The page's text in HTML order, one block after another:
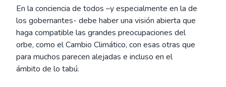
En la conciencia de todos –y especialmente en la de
los gobernantes- debe haber una visión abierta que
haga compatible las grandes preocupaciones del
orbe, como el Cambio Climático, con esas otras que
para muchos parecen alejadas e incluso en el
ámbito de lo tabú.